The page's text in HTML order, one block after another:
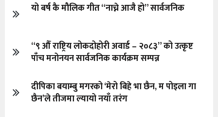
यो बर्ष कै मौलिक गीत “नाच्ने आजै हो” सार्वजनिक
“९ औँ राष्ट्रिय लोकदोहोरी अवार्ड – २०८३” को उत्कृष्ट
पाँच मनोनयन सार्वजनिक कार्यक्रम सम्पन्न
दीपिका बयाम्बु मगरको ‘मेरो बिहे भा छैन, म पोइला गा
छैन’ले तीजमा ल्यायो नयाँ तरंग